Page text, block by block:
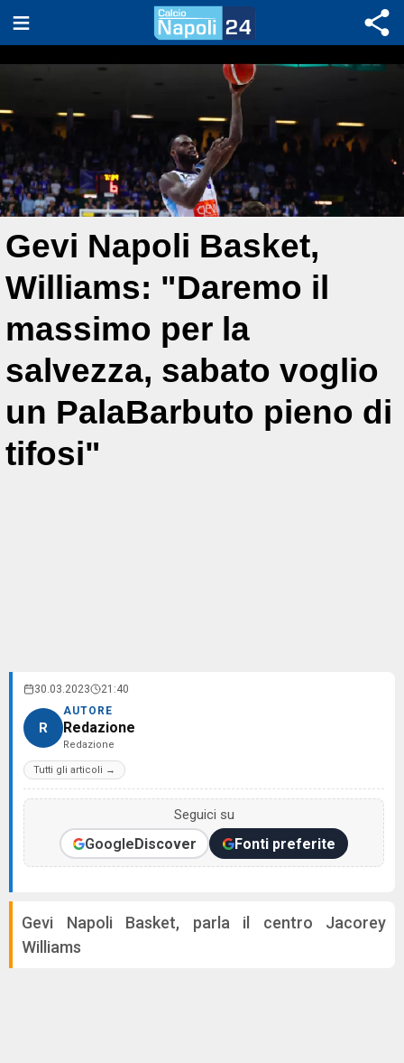
Gevi Napoli Basket,
Williams: "Daremo il
massimo per la
salvezza, sabato voglio
un PalaBarbuto pieno di
tifosi"
30.03.2023 21:40
R
AUTORE
Redazione
Redazione
Tutti gli articoli →
Seguici su
GoogleDiscover Fonti preferite
Gevi Napoli Basket, parla il centro Jacorey
Williams